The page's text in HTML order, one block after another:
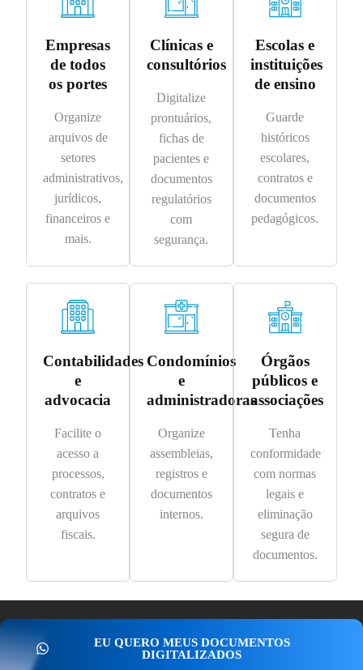
Empresas
de todos
os portes
Organize
arquivos de
setores
administrativos,
jurídicos,
financeiros e
mais.
Clínicas e
consultórios
Digitalize
prontuários,
fichas de
pacientes e
documentos
regulatórios
com
segurança.
Escolas e
instituições
de ensino
Guarde
históricos
escolares,
contratos e
documentos
pedagógicos.
Contabilidades
e
advocacia
Facilite o
acesso a
processos,
contratos e
arquivos
fiscais.
Condomínios
e
administradoras
Organize
assembleias,
registros e
documentos
internos.
Órgãos
públicos e
associações
Tenha
conformidade
com normas
legais e
eliminação
segura de
documentos.
EU QUERO MEUS DOCUMENTOS
DIGITALIZADOS